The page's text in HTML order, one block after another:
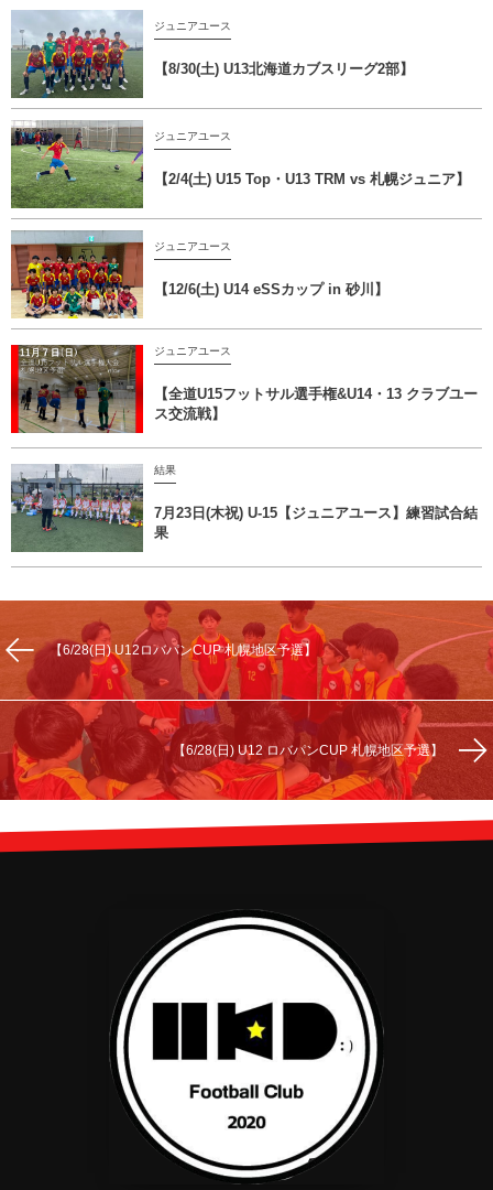
ジュニアユース
【8/30(土) U13北海道カブスリーグ2部】
ジュニアユース
【2/4(土) U15 Top・U13 TRM vs 札幌ジュニア】
ジュニアユース
【12/6(土) U14 eSSカップ in 砂川】
ジュニアユース
【全道U15フットサル選手権&U14・13 クラブユー
ス交流戦】
結果
7月23日(木祝) U-15【ジュニアユース】練習試合結
果
【6/28(日) U12ロバパンCUP 札幌地区予選】
【6/28(日) U12 ロバパンCUP 札幌地区予選】